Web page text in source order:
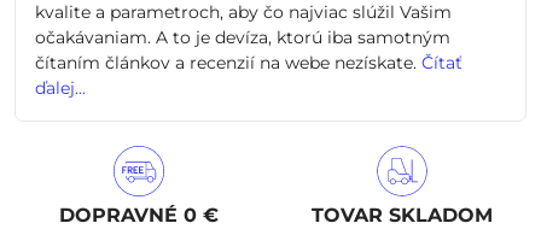
kvalite a parametroch, aby čo najviac slúžil Vašim
očakávaniam. A to je devíza, ktorú iba samotným
čítaním článkov a recenzií na webe nezískate. Čítať
ďalej...
DOPRAVNÉ 0 € TOVAR SKLADOM